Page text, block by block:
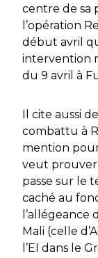
centre de sa
l’opération
début avril
intervention
du 9 avril à
Il cite aussi
combattu à
mention pour
veut prouver
passe sur le
caché au
l’allégeance
Mali (celle
l’EI dans le